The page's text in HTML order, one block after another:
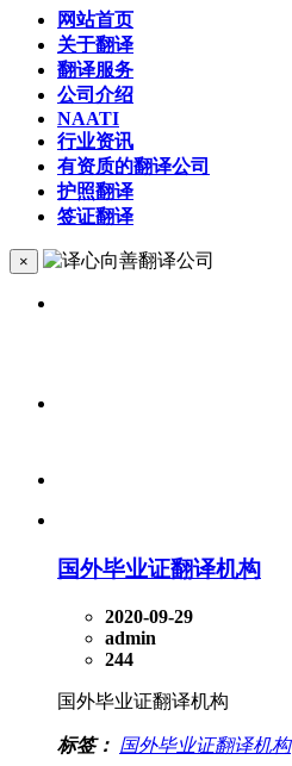
网站首页
关于翻译
翻译服务
公司介绍
NAATI
行业资讯
有资质的翻译公司
护照翻译
签证翻译
×
国外毕业证翻译机构
2020-09-29
admin
244
国外毕业证翻译机构
标签： 国外毕业证翻译机构